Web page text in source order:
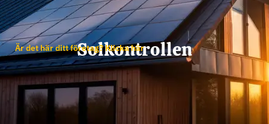
Solkontrollen
Är det här ditt företag? Klicka här